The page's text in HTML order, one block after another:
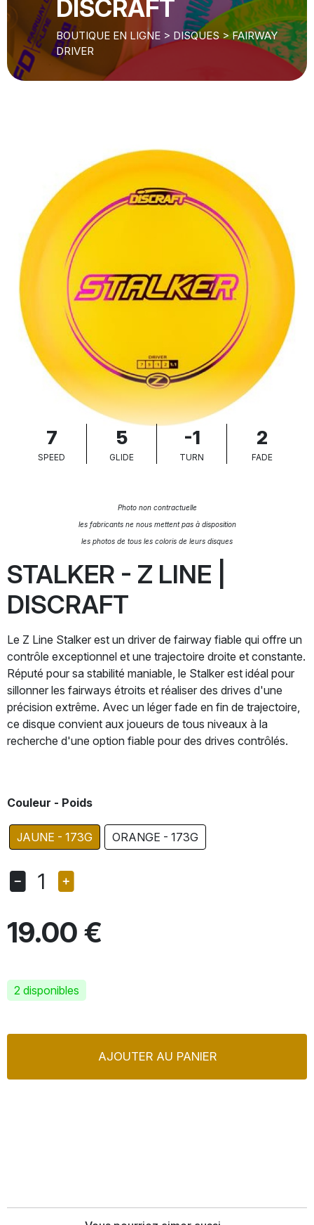
DISCRAFT
BOUTIQUE EN LIGNE > DISQUES>FAIRWAY
DRIVER
7
SPEED
5
GLIDE
-1
TURN
2
FADE
Photo non contractuelle
les fabricants ne nous mettent pas à disposition
les photos de tous les coloris de leurs disques
STALKER - Z LINE |
DISCRAFT
Le Z Line Stalker est un driver de fairway fiable qui offre un
contrôle exceptionnel et une trajectoire droite et constante.
Réputé pour sa stabilité maniable, le Stalker est idéal pour
sillonner les fairways étroits et réaliser des drives d'une
précision extrême. Avec un léger fade en fin de trajectoire,
ce disque convient aux joueurs de tous niveaux à la
recherche d'une option fiable pour des drives contrôlés.
Couleur - Poids
JAUNE - 173G ORANGE - 173G
1
19.00 €
2 disponibles
AJOUTER AU PANIER